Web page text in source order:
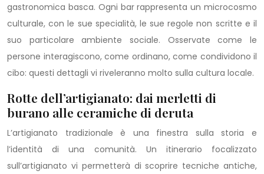
gastronomica basca. Ogni bar rappresenta un microcosmo
culturale, con le sue specialità, le sue regole non scritte e il
suo particolare ambiente sociale. Osservate come le
persone interagiscono, come ordinano, come condividono il
cibo: questi dettagli vi riveleranno molto sulla cultura locale.
Rotte dell’artigianato: dai merletti di
burano alle ceramiche di deruta
L’artigianato tradizionale è una finestra sulla storia e
l’identità di una comunità. Un itinerario focalizzato
sull’artigianato vi permetterà di scoprire tecniche antiche,